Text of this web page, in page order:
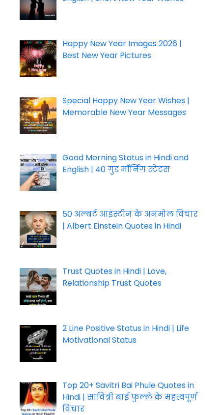
Happy New Year Images 2026 |
Best New Year Pictures
Special Happy New Year Wishes |
Memorable New Year Messages
Good Morning Status in Hindi and
English | 40 गुड मॉर्निंग स्टेटस
50 अल्बर्ट आइंस्टीन के अनमोल विचार
| Albert Einstein Quotes in Hindi
Trust Quotes in Hindi | Love,
Relationship Trust Quotes
2 Line Positive Status in Hindi | Life
Motivational Status
Top 20+ Savitri Bai Phule Quotes in
Hindi | सावित्री बाई फुल्ले के महत्वपूर्ण
विचार